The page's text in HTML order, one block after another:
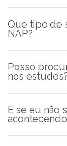
Que tipo de
NAP?
Posso
nos estudos?
E se eu não